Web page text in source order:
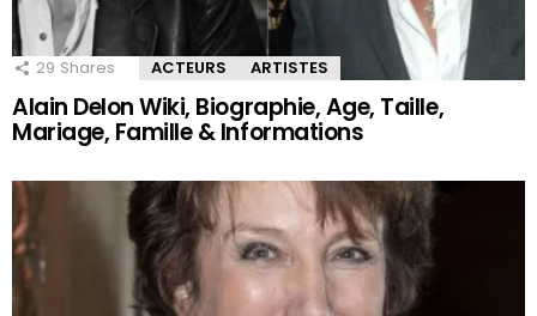
29 Shares ACTEURS ARTISTES
Alain Delon Wiki, Biographie, Age, Taille,
Mariage, Famille & Informations